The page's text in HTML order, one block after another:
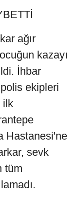
ağır
kazayı
İhbar
ekipleri
ilk
Hastanesi'ne
sevk
tüm